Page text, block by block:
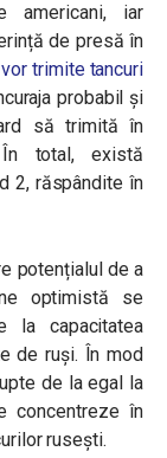
americani, iar
de presă în
trimite tancuri
probabil și
să trimită în
total, există
2, răspândite în
potențialul de a
optimistă se
la capacitatea
de ruși. În mod
de la egal la
concentreze în
rusești.